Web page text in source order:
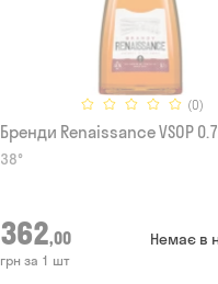
(0)
Бренди Renaissance VSOP
38°
362,00
грн за 1 шт
Немає в